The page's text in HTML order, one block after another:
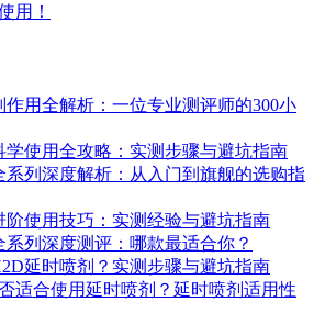
用！
作用全解析：一位专业测评师的300小
学使用全攻略：实测步骤与避坑指南
系列深度解析：从入门到旗舰的选购指
阶使用技巧：实测经验与避坑指南
系列深度测评：哪款最适合你？
延时喷剂？实测步骤与避坑指南
适合使用延时喷剂？延时喷剂适用性